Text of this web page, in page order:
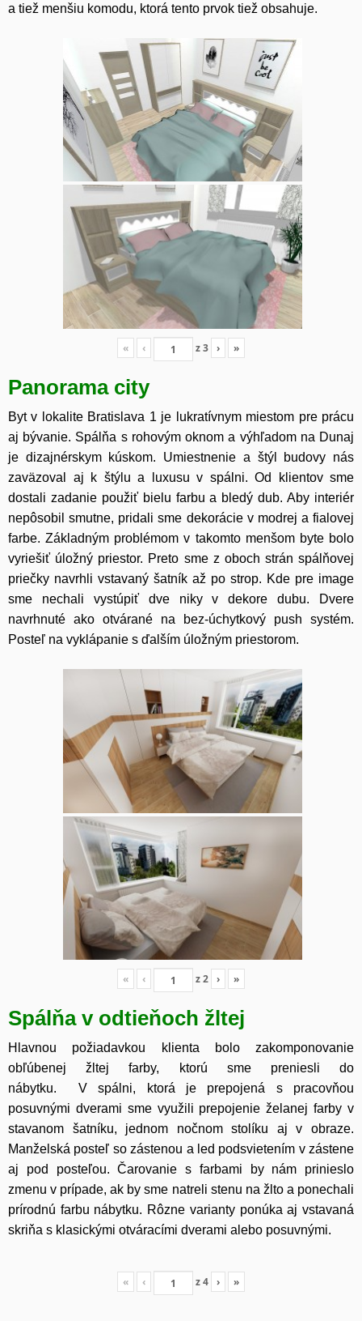
a tiež menšiu komodu, ktorá tento prvok tiež obsahuje.
« ‹ z3 › »
Panorama city
Byt v lokalite Bratislava 1 je lukratívnym miestom pre prácu
aj bývanie. Spálňa s rohovým oknom a výhľadom na Dunaj
je dizajnérskym kúskom. Umiestnenie a štýl budovy nás
zaväzoval aj k štýlu a luxusu v spálni. Od klientov sme
dostali zadanie použiť bielu farbu a bledý dub. Aby interiér
nepôsobil smutne, pridali sme dekorácie v modrej a fialovej
farbe. Základným problémom v takomto menšom byte bolo
vyriešiť úložný priestor. Preto sme z oboch strán spálňovej
priečky navrhli vstavaný šatník až po strop. Kde pre image
sme nechali vystúpiť dve niky v dekore dubu. Dvere
navrhnuté ako otvárané na bez-úchytkový push systém.
Posteľ na vyklápanie s ďalším úložným priestorom.
« ‹ z2 › »
Spálňa v odtieňoch žltej
Hlavnou požiadavkou klienta bolo zakomponovanie
obľúbenej žltej farby, ktorú sme preniesli do
nábytku. V spálni, ktorá je prepojená s pracovňou
posuvnými dverami sme využili prepojenie želanej farby v
stavanom šatníku, jednom nočnom stolíku aj v obraze.
Manželská posteľ so zástenou a led podsvietením v zástene
aj pod posteľou. Čarovanie s farbami by nám prinieslo
zmenu v prípade, ak by sme natreli stenu na žlto a ponechali
prírodnú farbu nábytku. Rôzne varianty ponúka aj vstavaná
skriňa s klasickými otváracími dverami alebo posuvnými.
« ‹ z4 › »